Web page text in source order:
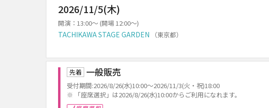
2026/11/5(木)
開演：13:00～ (開場 12:00～)
TACHIKAWA STAGE GARDEN （東京都）
先着 一般販売
受付期間:2026/8/26(水)10:00～2026/11/3(火・祝)18:00
※ 「座席選択」は2026/8/26(水)10:00からご利用になれます。